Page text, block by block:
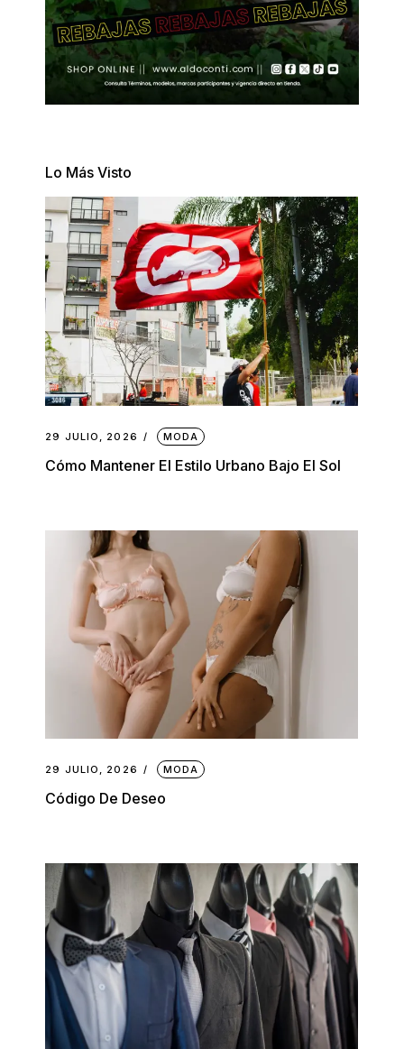
Lo Más Visto
29 JULIO, 2026 MODA
Cómo Mantener El Estilo Urbano Bajo El Sol
29 JULIO, 2026 MODA
Código De Deseo